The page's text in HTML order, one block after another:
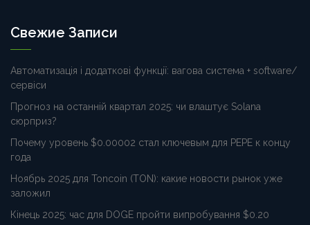
Свежие Записи
Автоматизація і додаткові функції: вагова система + software/
сервіси
Прогноз на останній квартал 2025: чи влаштує Solana
сюрприз?
Почему уровень $0.00002 стал ключевым для PEPE к концу
года
Ноябрь 2025 для Toncoin (TON): какие новости рынок уже
заложил
Кінець 2025: час для DOGE пройти випробування $0.20